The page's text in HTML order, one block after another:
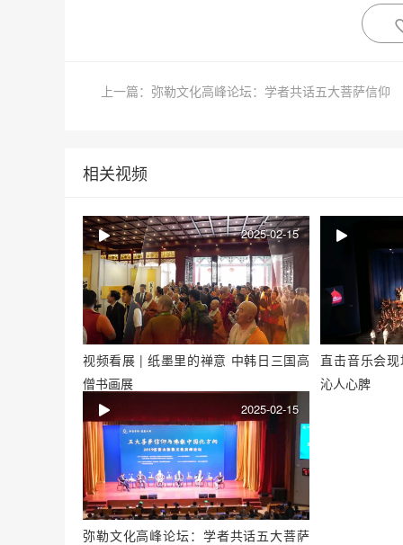
上一篇：弥勒文化高峰论坛：学者共话五大菩萨信仰
相关视频
视频看展 | 纸墨里的禅意 中韩日三国高
僧书画展
2025-02-15
直击音乐会
沁人心脾
弥勒文化高峰论坛：学者共话五大菩萨
2025-02-15